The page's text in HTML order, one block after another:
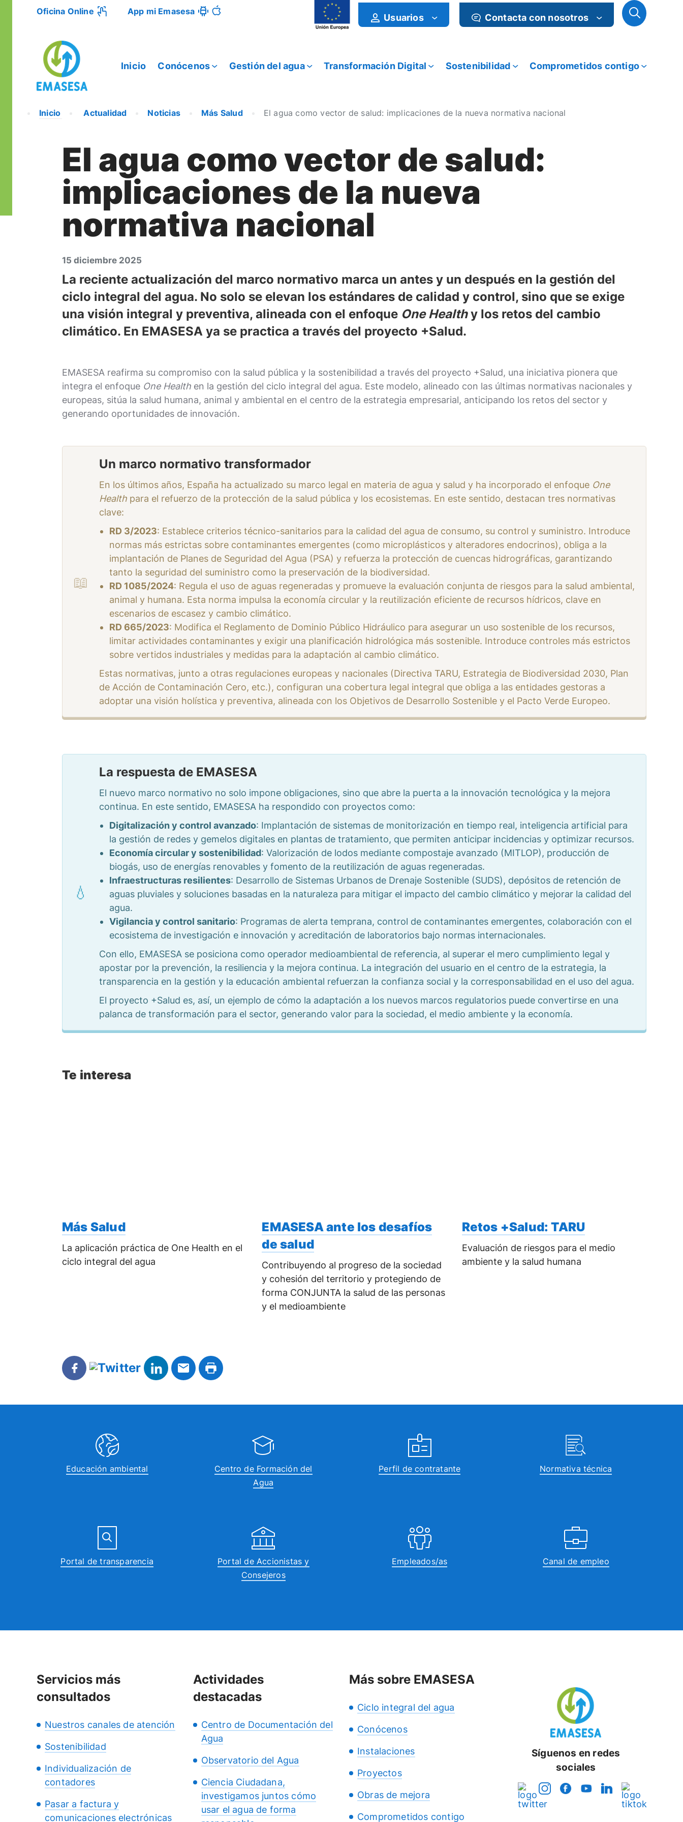
Oficina Online App mi Emasesa
Usuarios Contacta con nosotros
Inicio Conócenos Gestión del agua Transformación Digital Sostenibilidad Comprometidos contigo
Inicio Actualidad Noticias Más Salud El agua como vector de salud: implicaciones de la nueva normativa nacional
El agua como vector de salud:
implicaciones de la nueva
normativa nacional
15 diciembre 2025
La reciente actualización del marco normativo marca un antes y un después en la gestión del
ciclo integral del agua. No solo se elevan los estándares de calidad y control, sino que se exige
una visión integral y preventiva, alineada con el enfoque One Healthy los retos del cambio
climático. En EMASESA ya se practica a través del proyecto +Salud.
EMASESA reafirma su compromiso con la salud pública y la sostenibilidad a través del proyecto +Salud, una iniciativa pionera que
integra el enfoque One Health en la gestión del ciclo integral del agua. Este modelo, alineado con las últimas normativas nacionales y
europeas, sitúa la salud humana, animal y ambiental en el centro de la estrategia empresarial, anticipando los retos del sector y
generando oportunidades de innovación.
Un marco normativo transformador
En los últimos años, España ha actualizado su marco legal en materia de agua y salud y ha incorporado el enfoque One
Health para el refuerzo de la protección de la salud pública y los ecosistemas. En este sentido, destacan tres normativas
clave:
RD 3/2023: Establece criterios técnico-sanitarios para la calidad del agua de consumo, su control y suministro. Introduce
normas más estrictas sobre contaminantes emergentes (como microplásticos y alteradores endocrinos), obliga a la
implantación de Planes de Seguridad del Agua (PSA) y refuerza la protección de cuencas hidrográficas, garantizando
tanto la seguridad del suministro como la preservación de la biodiversidad.
RD 1085/2024: Regula el uso de aguas regeneradas y promueve la evaluación conjunta de riesgos para la salud ambiental,
animal y humana. Esta norma impulsa la economía circular y la reutilización eficiente de recursos hídricos, clave en
escenarios de escasez y cambio climático.
RD 665/2023: Modifica el Reglamento de Dominio Público Hidráulico para asegurar un uso sostenible de los recursos,
limitar actividades contaminantes y exigir una planificación hidrológica más sostenible. Introduce controles más estrictos
sobre vertidos industriales y medidas para la adaptación al cambio climático.
Estas normativas, junto a otras regulaciones europeas y nacionales (Directiva TARU, Estrategia de Biodiversidad 2030, Plan
de Acción de Contaminación Cero, etc.), configuran una cobertura legal integral que obliga a las entidades gestoras a
adoptar una visión holística y preventiva, alineada con los Objetivos de Desarrollo Sostenible y el Pacto Verde Europeo.
La respuesta de EMASESA
El nuevo marco normativo no solo impone obligaciones, sino que abre la puerta a la innovación tecnológica y la mejora
continua. En este sentido, EMASESA ha respondido con proyectos como:
Digitalización y control avanzado: Implantación de sistemas de monitorización en tiempo real, inteligencia artificial para
la gestión de redes y gemelos digitales en plantas de tratamiento, que permiten anticipar incidencias y optimizar recursos.
Economía circular y sostenibilidad: Valorización de lodos mediante compostaje avanzado (MITLOP), producción de
biogás, uso de energías renovables y fomento de la reutilización de aguas regeneradas.
Infraestructuras resilientes: Desarrollo de Sistemas Urbanos de Drenaje Sostenible (SUDS), depósitos de retención de
aguas pluviales y soluciones basadas en la naturaleza para mitigar el impacto del cambio climático y mejorar la calidad del
agua.
Vigilancia y control sanitario: Programas de alerta temprana, control de contaminantes emergentes, colaboración con el
ecosistema de investigación e innovación y acreditación de laboratorios bajo normas internacionales.
Con ello, EMASESA se posiciona como operador medioambiental de referencia, al superar el mero cumplimiento legal y
apostar por la prevención, la resiliencia y la mejora continua. La integración del usuario en el centro de la estrategia, la
transparencia en la gestión y la educación ambiental refuerzan la confianza social y la corresponsabilidad en el uso del agua.
El proyecto +Salud es, así, un ejemplo de cómo la adaptación a los nuevos marcos regulatorios puede convertirse en una
palanca de transformación para el sector, generando valor para la sociedad, el medio ambiente y la economía.
Te interesa
Más Salud
La aplicación práctica de One Health en el
ciclo integral del agua
EMASESA ante los desafíos
de salud
Contribuyendo al progreso de la sociedad
y cohesión del territorio y protegiendo de
forma CONJUNTA la salud de las personas
y el medioambiente
Retos +Salud: TARU
Evaluación de riesgos para el medio
ambiente y la salud humana
Educación ambiental
Centro de Formación del
Agua
Perfil de contratante Normativa técnica
Portal de transparencia
Portal de Accionistas y
Consejeros
Empleados/as Canal de empleo
Servicios más
consultados
Nuestros canales de atención
Sostenibilidad
Individualización de
contadores
Pasar a factura y
comunicaciones electrónicas
Actividades
destacadas
Centro de Documentación del
Agua
Observatorio del Agua
Ciencia Ciudadana,
investigamos juntos cómo
usar el agua de forma
Más sobre EMASESA
Ciclo integral del agua
Conócenos
Instalaciones
Proyectos
Obras de mejora
Comprometidos contigo
Síguenos en redes
sociales